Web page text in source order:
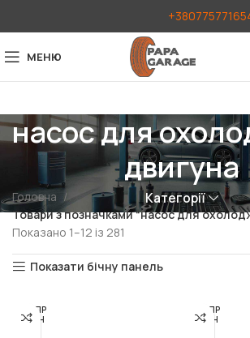
МЕНЮ
насос для
двигуна
Категорії
Головна
Товари з позначками “насос для
Показано 1–12 із 281
Показати бічну панель
РОЗПР
ОДАН
РОЗПР
ОДАН